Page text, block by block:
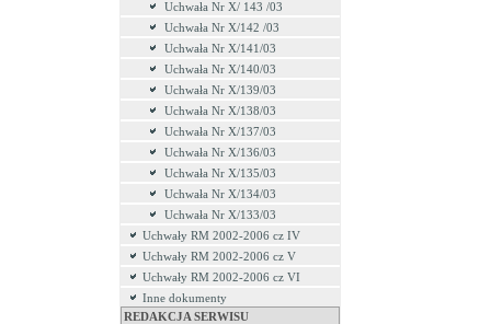
Uchwała Nr X/ 143 /03
Uchwała Nr X/142 /03
Uchwała Nr X/141/03
Uchwała Nr X/140/03
Uchwała Nr X/139/03
Uchwała Nr X/138/03
Uchwała Nr X/137/03
Uchwała Nr X/136/03
Uchwała Nr X/135/03
Uchwała Nr X/134/03
Uchwała Nr X/133/03
Uchwały RM 2002-2006 cz IV
Uchwały RM 2002-2006 cz V
Uchwały RM 2002-2006 cz VI
Inne dokumenty
REDAKCJA SERWISU